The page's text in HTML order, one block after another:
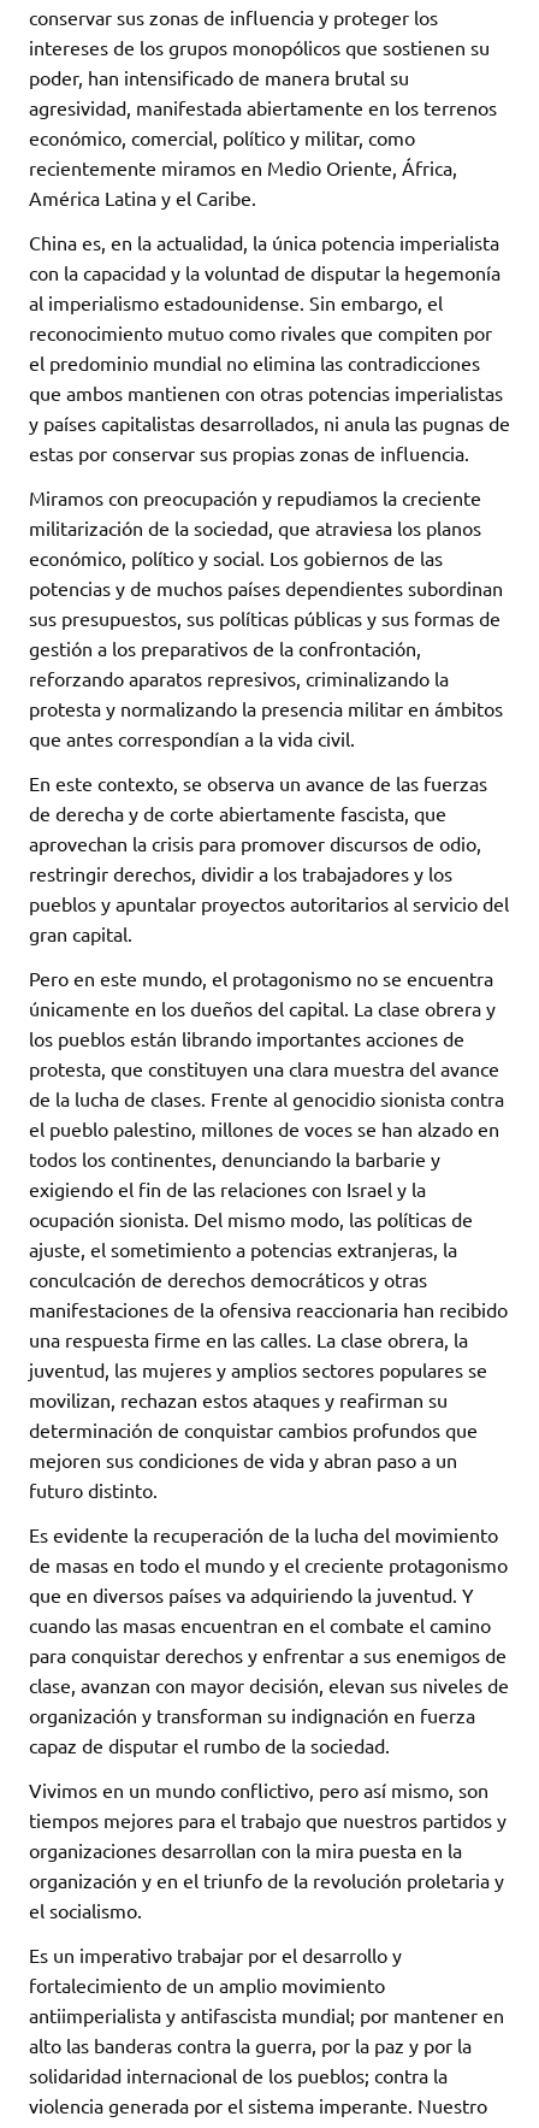
conservar sus zonas de influencia y proteger los
intereses de los grupos monopólicos que sostienen su
poder, han intensificado de manera brutal su
agresividad, manifestada abiertamente en los terrenos
económico, comercial, político y militar, como
recientemente miramos en Medio Oriente, África,
América Latina y el Caribe.
China es, en la actualidad, la única potencia imperialista
con la capacidad y la voluntad de disputar la hegemonía
al imperialismo estadounidense. Sin embargo, el
reconocimiento mutuo como rivales que compiten por
el predominio mundial no elimina las contradicciones
que ambos mantienen con otras potencias imperialistas
y países capitalistas desarrollados, ni anula las pugnas de
estas por conservar sus propias zonas de influencia.
Miramos con preocupación y repudiamos la creciente
militarización de la sociedad, que atraviesa los planos
económico, político y social. Los gobiernos de las
potencias y de muchos países dependientes subordinan
sus presupuestos, sus políticas públicas y sus formas de
gestión a los preparativos de la confrontación,
reforzando aparatos represivos, criminalizando la
protesta y normalizando la presencia militar en ámbitos
que antes correspondían a la vida civil.
En este contexto, se observa un avance de las fuerzas
de derecha y de corte abiertamente fascista, que
aprovechan la crisis para promover discursos de odio,
restringir derechos, dividir a los trabajadores y los
pueblos y apuntalar proyectos autoritarios al servicio del
gran capital.
Pero en este mundo, el protagonismo no se encuentra
únicamente en los dueños del capital. La clase obrera y
los pueblos están librando importantes acciones de
protesta, que constituyen una clara muestra del avance
de la lucha de clases. Frente al genocidio sionista contra
el pueblo palestino, millones de voces se han alzado en
todos los continentes, denunciando la barbarie y
exigiendo el fin de las relaciones con Israel y la
ocupación sionista. Del mismo modo, las políticas de
ajuste, el sometimiento a potencias extranjeras, la
conculcación de derechos democráticos y otras
manifestaciones de la ofensiva reaccionaria han recibido
una respuesta firme en las calles. La clase obrera, la
juventud, las mujeres y amplios sectores populares se
movilizan, rechazan estos ataques y reafirman su
determinación de conquistar cambios profundos que
mejoren sus condiciones de vida y abran paso a un
futuro distinto.
Es evidente la recuperación de la lucha del movimiento
de masas en todo el mundo y el creciente protagonismo
que en diversos países va adquiriendo la juventud. Y
cuando las masas encuentran en el combate el camino
para conquistar derechos y enfrentar a sus enemigos de
clase, avanzan con mayor decisión, elevan sus niveles de
organización y transforman su indignación en fuerza
capaz de disputar el rumbo de la sociedad.
Vivimos en un mundo conflictivo, pero así mismo, son
tiempos mejores para el trabajo que nuestros partidos y
organizaciones desarrollan con la mira puesta en la
organización y en el triunfo de la revolución proletaria y
el socialismo.
Es un imperativo trabajar por el desarrollo y
fortalecimiento de un amplio movimiento
antiimperialista y antifascista mundial; por mantener en
alto las banderas contra la guerra, por la paz y por la
solidaridad internacional de los pueblos; contra la
violencia generada por el sistema imperante. Nuestro